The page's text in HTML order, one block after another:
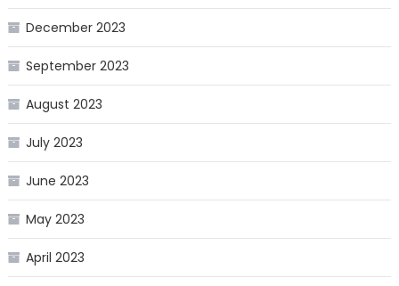
December 2023
September 2023
August 2023
July 2023
June 2023
May 2023
April 2023